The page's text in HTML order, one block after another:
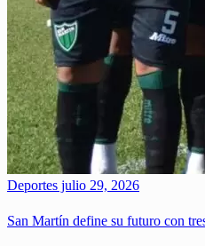
Deportes julio 29, 2026
San Martín define su futuro con